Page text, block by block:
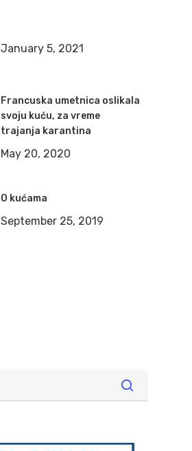
January 5, 2021
Francuska umetnica oslikala
svoju kuću, za vreme
trajanja karantina
May 20, 2020
O kućama
September 25, 2019